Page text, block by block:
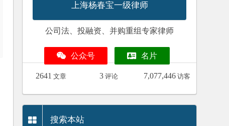
上海杨春宝一级律师
公司法、投融资、并购重组专家律师
公众号 名片
2641 文章 3 评论 7,077,446 访客
搜索本站